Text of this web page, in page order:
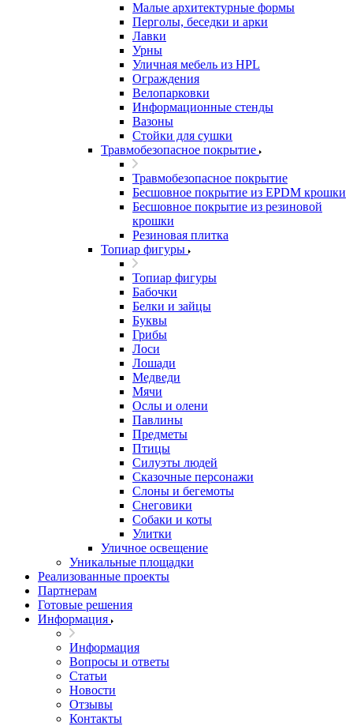
Малые архитектурные формы
Перголы, беседки и арки
Лавки
Урны
Уличная мебель из HPL
Ограждения
Велопарковки
Информационные стенды
Вазоны
Стойки для сушки
Травмобезопасное покрытие
Травмобезопасное покрытие
Бесшовное покрытие из EPDM крошки
Бесшовное покрытие из резиновой
крошки
Резиновая плитка
Топиар фигуры
Топиар фигуры
Бабочки
Белки и зайцы
Буквы
Грибы
Лоси
Лошади
Медведи
Мячи
Ослы и олени
Павлины
Предметы
Птицы
Силуэты людей
Сказочные персонажи
Слоны и бегемоты
Снеговики
Собаки и коты
Улитки
Уличное освещение
Уникальные площадки
Реализованные проекты
Партнерам
Готовые решения
Информация
Информация
Вопросы и ответы
Статьи
Новости
Отзывы
Контакты